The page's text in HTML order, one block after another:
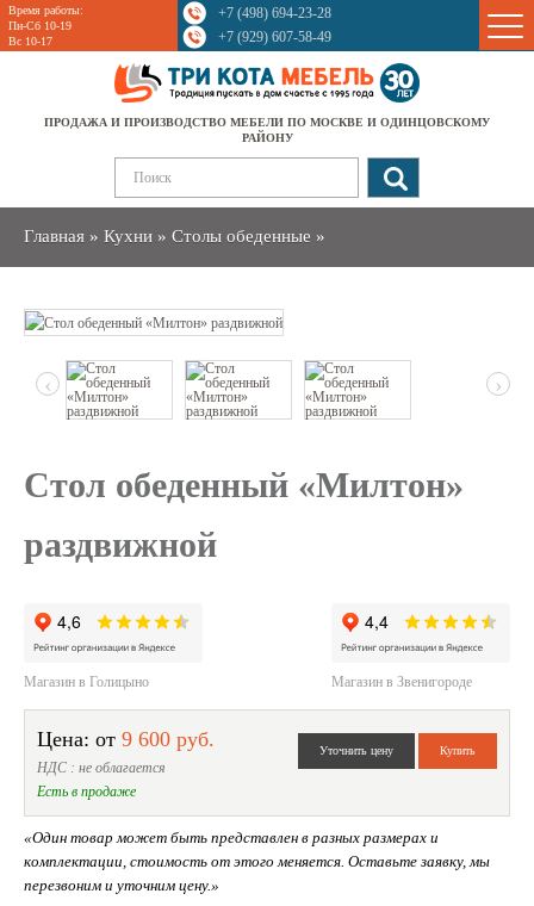
Время работы:
Пн-Сб 10-19
Вс 10-17
+7 (498) 694-23-28
+7 (929) 607-58-49
ПРОДАЖА И ПРОИЗВОДСТВО МЕБЕЛИ ПО МОСКВЕ И ОДИНЦОВСКОМУ
РАЙОНУ
Главная » Кухни » Столы обеденные »
Sale
‹ ›
Стол обеденный «Милтон»
раздвижной
Магазин в Голицыно Магазин в Звенигороде
Цена: от 9 600 руб.
НДС : не облагается
Есть в продаже
«Один товар может быть представлен в разных размерах и
комплектации, стоимость от этого меняется. Оставьте заявку, мы
перезвоним и уточним цену.»